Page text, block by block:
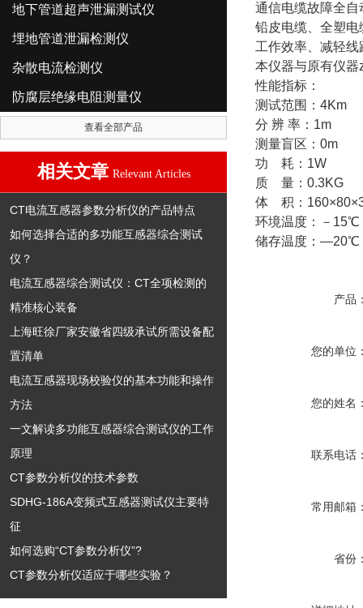
地下管道超声泄漏测试仪
埋地管道泄漏检测仪
杂散电流检测仪
防腐层绝缘电阻测量仪
查看全部产品
相关文章 Relevant Articles
CT电流互感器参数分析仪的产品特点
如何选择合适的多功能互感器综合测试
仪？
电流互感器综合测试仪：CT全项检测的
精准核心装备
上海旺徐厂家安徽省四级承试所需设备配
置清单
电流互感器现场校验仪的基本功能和操作
方法
一文解读多功能互感器综合测试仪的工作
原理
CT参数分析仪的技术参数
SDHG-186A变频式互感器测试仪主要特
征
如何选购“CT参数分析仪”?
CT参数分析仪适应于哪些实验？
通信电缆故障全
铅皮电缆、全塑
工作效率、减轻
本仪器与原有仪
性能指标：
测试范围：4Km
分 辨 率：1m
测量盲区：0m
功 耗：1W
质 量：0.3KG
体 积：
环境温度：－
储存温度：—20℃
产品
您的单位
您的姓名
联系电话
常用邮箱
省份